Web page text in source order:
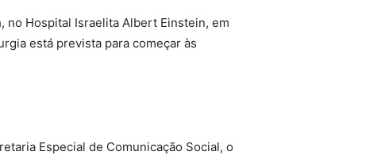
no Hospital Israelita Albert Einstein, em
está prevista para começar às
Especial de Comunicação Social, o